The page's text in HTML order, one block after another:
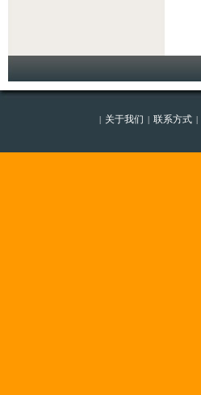
| 关于我们 | 联系方式 |